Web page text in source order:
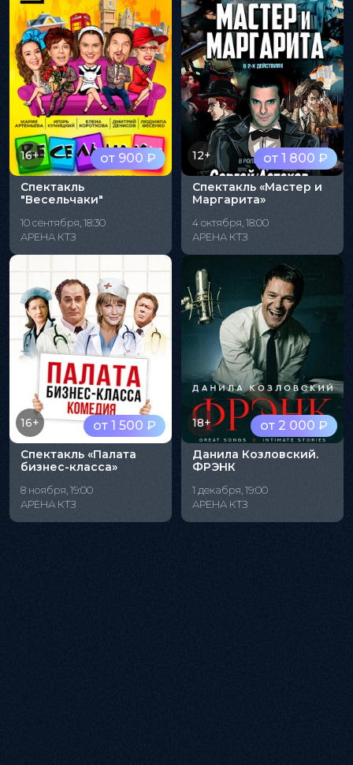
от 900 ₽
16+
Спектакль
"Весельчаки"
10 сентября, 18:30
АРЕНА КТЗ
от 1 800 ₽
12+
Спектакль «Мастер и
Маргарита»
4 октября, 18:00
АРЕНА КТЗ
от 1 500 ₽
16+
Спектакль «Палата
бизнес-класса»
8 ноября, 19:00
АРЕНА КТЗ
от 2 000 ₽
18+
Данила Козловский.
ФРЭНК
1 декабря, 19:00
АРЕНА КТЗ